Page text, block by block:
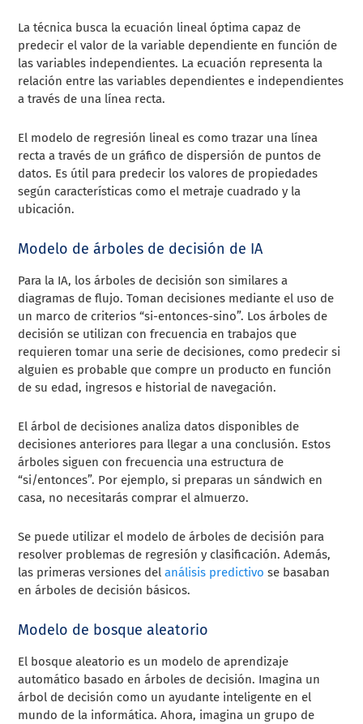
La técnica busca la ecuación lineal óptima capaz de
predecir el valor de la variable dependiente en función de
las variables independientes. La ecuación representa la
relación entre las variables dependientes e independientes
a través de una línea recta.
El modelo de regresión lineal es como trazar una línea
recta a través de un gráfico de dispersión de puntos de
datos. Es útil para predecir los valores de propiedades
según características como el metraje cuadrado y la
ubicación.
Modelo de árboles de decisión de IA
Para la IA, los árboles de decisión son similares a
diagramas de flujo. Toman decisiones mediante el uso de
un marco de criterios “si-entonces-sino”. Los árboles de
decisión se utilizan con frecuencia en trabajos que
requieren tomar una serie de decisiones, como predecir si
alguien es probable que compre un producto en función
de su edad, ingresos e historial de navegación.
El árbol de decisiones analiza datos disponibles de
decisiones anteriores para llegar a una conclusión. Estos
árboles siguen con frecuencia una estructura de
“si/entonces”. Por ejemplo, si preparas un sándwich en
casa, no necesitarás comprar el almuerzo.
Se puede utilizar el modelo de árboles de decisión para
resolver problemas de regresión y clasificación. Además,
las primeras versiones delanálisis predictivo se basaban
en árboles de decisión básicos.
Modelo de bosque aleatorio
El bosque aleatorio es un modelo de aprendizaje
automático basado en árboles de decisión. Imagina un
árbol de decisión como un ayudante inteligente en el
mundo de la informática. Ahora, imagina un grupo de